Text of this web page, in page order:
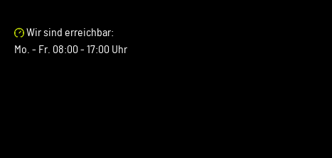
Wir sind erreichbar:
Mo. - Fr. 08:00 - 17:00 Uhr